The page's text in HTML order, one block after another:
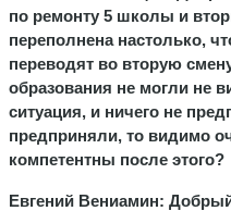
по ремонту 5 школы и
переполнена настолько,
переводят во вторую
образования не могли не
ситуация, и ничего не
предприняли, то видимо
компетентны после этого?
Евгений Вениамин: